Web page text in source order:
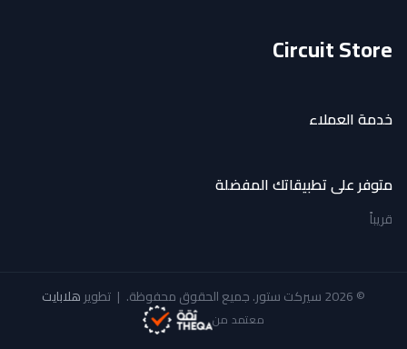
Circuit Store
خدمة العملاء
متوفر على تطبيقاتك المفضلة
قريباً
© 2026 سيركت ستور. جميع الحقوق محفوظة. | تطويرهلابايت
معتمد من